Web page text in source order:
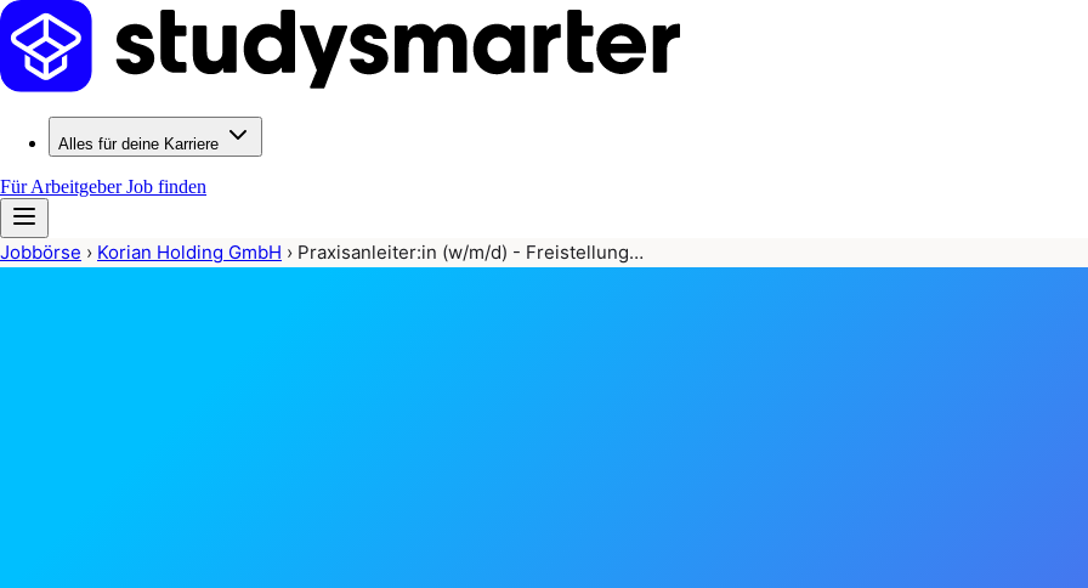
Alles für deine Karriere
Für ArbeitgeberJob finden
Jobbörse › Korian Holding GmbH › Praxisanleiter:in (w/m/d) - Freistellung…